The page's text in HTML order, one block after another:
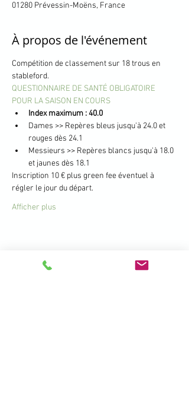
01280 Prévessin-Moëns, France
À propos de l'événement
Compétition de classement sur 18 trous en
stableford.
QUESTIONNAIRE DE SANTÉ OBLIGATOIRE
POUR LA SAISON EN COURS
Index maximum : 40.0
Dames >> Repères bleus jusqu'à 24.0 et
rouges dès 24.1
Messieurs >> Repères blancs jusqu'à 18.0
et jaunes dès 18.1
Inscription 10 € plus green fee éventuel à
régler le jour du départ.
Afficher plus
Partager cet événement